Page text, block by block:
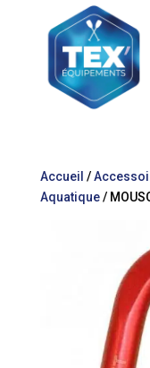
Accueil /
Aquatique/